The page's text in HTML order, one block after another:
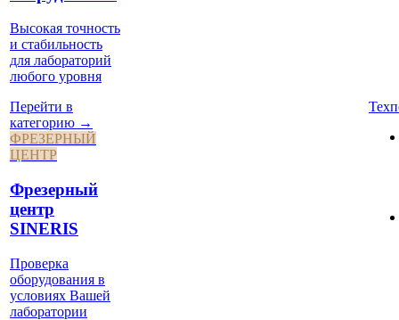
Высокая точность
и стабильность
для лабораторий
любого уровня
Перейти в
категорию →
ФРЕЗЕРНЫЙ
ЦЕНТР
Фрезерный
центр
SINERIS
Проверка
оборудования в
условиях Вашей
лаборатории